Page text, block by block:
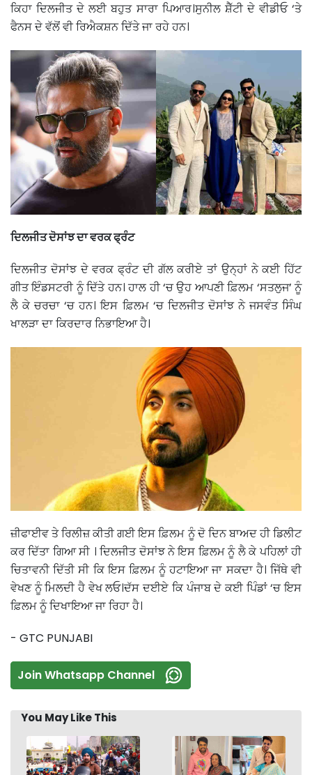
ਕਿਹਾ ਦਿਲਜੀਤ ਦੇ ਲਈ ਬਹੁਤ ਸਾਰਾ ਪਿਆਰ।ਸੁਨੀਲ ਸ਼ੈੱਟੀ ਦੇ ਵੀਡੀਓ ‘ਤੇ
ਫੈਨਸ ਦੇ ਵੱਲੋਂ ਵੀ ਰਿਐਕਸ਼ਨ ਦਿੱਤੇ ਜਾ ਰਹੇ ਹਨ।
ਦਿਲਜੀਤ ਦੋਸਾਂਝ ਦਾ ਵਰਕ ਫ੍ਰੰਟ
ਦਿਲਜੀਤ ਦੋਸਾਂਝ ਦੇ ਵਰਕ ਫ੍ਰੰਟ ਦੀ ਗੱਲ ਕਰੀਏ ਤਾਂ ਉਨ੍ਹਾਂ ਨੇ ਕਈ ਹਿੱਟ
ਗੀਤ ਇੰਡਸਟਰੀ ਨੂੰ ਦਿੱਤੇ ਹਨ। ਹਾਲ ਹੀ ‘ਚ ਉਹ ਆਪਣੀ ਫ਼ਿਲਮ ‘ਸਤਲੁਜ’ ਨੂੰ
ਲੈ ਕੇ ਚਰਚਾ ‘ਚ ਹਨ। ਇਸ ਫ਼ਿਲਮ ‘ਚ ਦਿਲਜੀਤ ਦੋਸਾਂਝ ਨੇ ਜਸਵੰਤ ਸਿੰਘ
ਖਾਲੜਾ ਦਾ ਕਿਰਦਾਰ ਨਿਭਾਇਆ ਹੈ।
ਜ਼ੀਫਾਈਵ ਤੇ ਰਿਲੀਜ਼ ਕੀਤੀ ਗਈ ਇਸ ਫ਼ਿਲਮ ਨੂੰ ਦੋ ਦਿਨ ਬਾਅਦ ਹੀ ਡਿਲੀਟ
ਕਰ ਦਿੱਤਾ ਗਿਆ ਸੀ । ਦਿਲਜੀਤ ਦੋਸਾਂਝ ਨੇ ਇਸ ਫ਼ਿਲਮ ਨੂੰ ਲੈ ਕੇ ਪਹਿਲਾਂ ਹੀ
ਚਿਤਾਵਨੀ ਦਿੱਤੀ ਸੀ ਕਿ ਇਸ ਫ਼ਿਲਮ ਨੂੰ ਹਟਾਇਆ ਜਾ ਸਕਦਾ ਹੈ। ਜਿੱਥੇ ਵੀ
ਵੇਖਣ ਨੂੰ ਮਿਲਦੀ ਹੈ ਵੇਖ ਲਓ।ਦੱਸ ਦਈਏ ਕਿ ਪੰਜਾਬ ਦੇ ਕਈ ਪਿੰਡਾਂ ‘ਚ ਇਸ
ਫ਼ਿਲਮ ਨੂੰ ਦਿਖਾਇਆ ਜਾ ਰਿਹਾ ਹੈ।
- GTC PUNJABI
Join Whatsapp Channel
You May Like This